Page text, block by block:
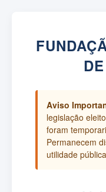
Aviso
legislação
foram
Permanecem
utilidade